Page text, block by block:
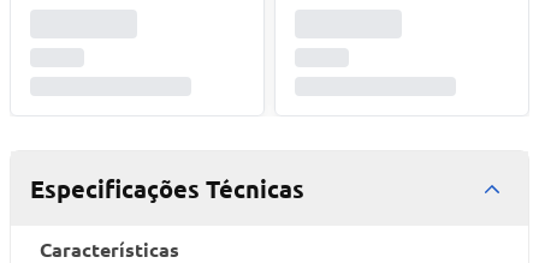
Especificações Técnicas
Características